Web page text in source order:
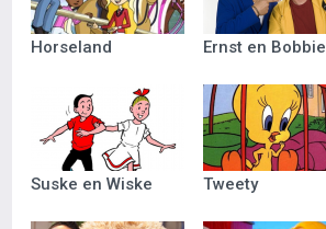
Horseland Ernst en Bobbie
Suske en Wiske Tweety